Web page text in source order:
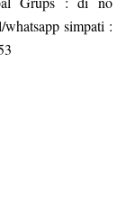
simpati :